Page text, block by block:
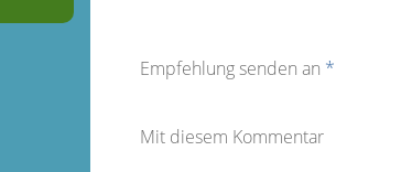
Empfehlung senden an *
Mit diesem Kommentar